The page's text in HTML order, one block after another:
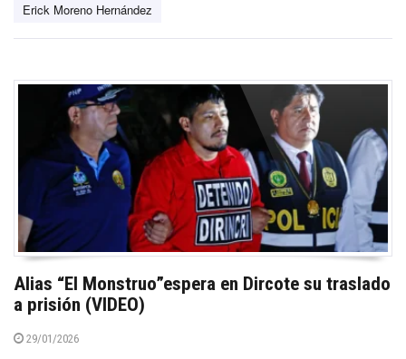
Erick Moreno Hernández
Alias “El Monstruo”espera en Dircote su traslado
a prisión (VIDEO)
29/01/2026